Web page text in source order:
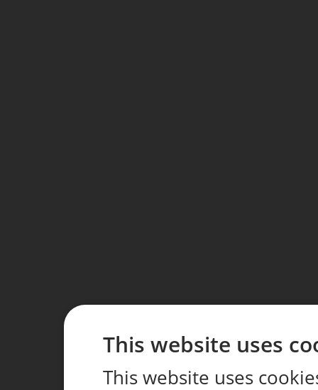
This website uses
This website uses